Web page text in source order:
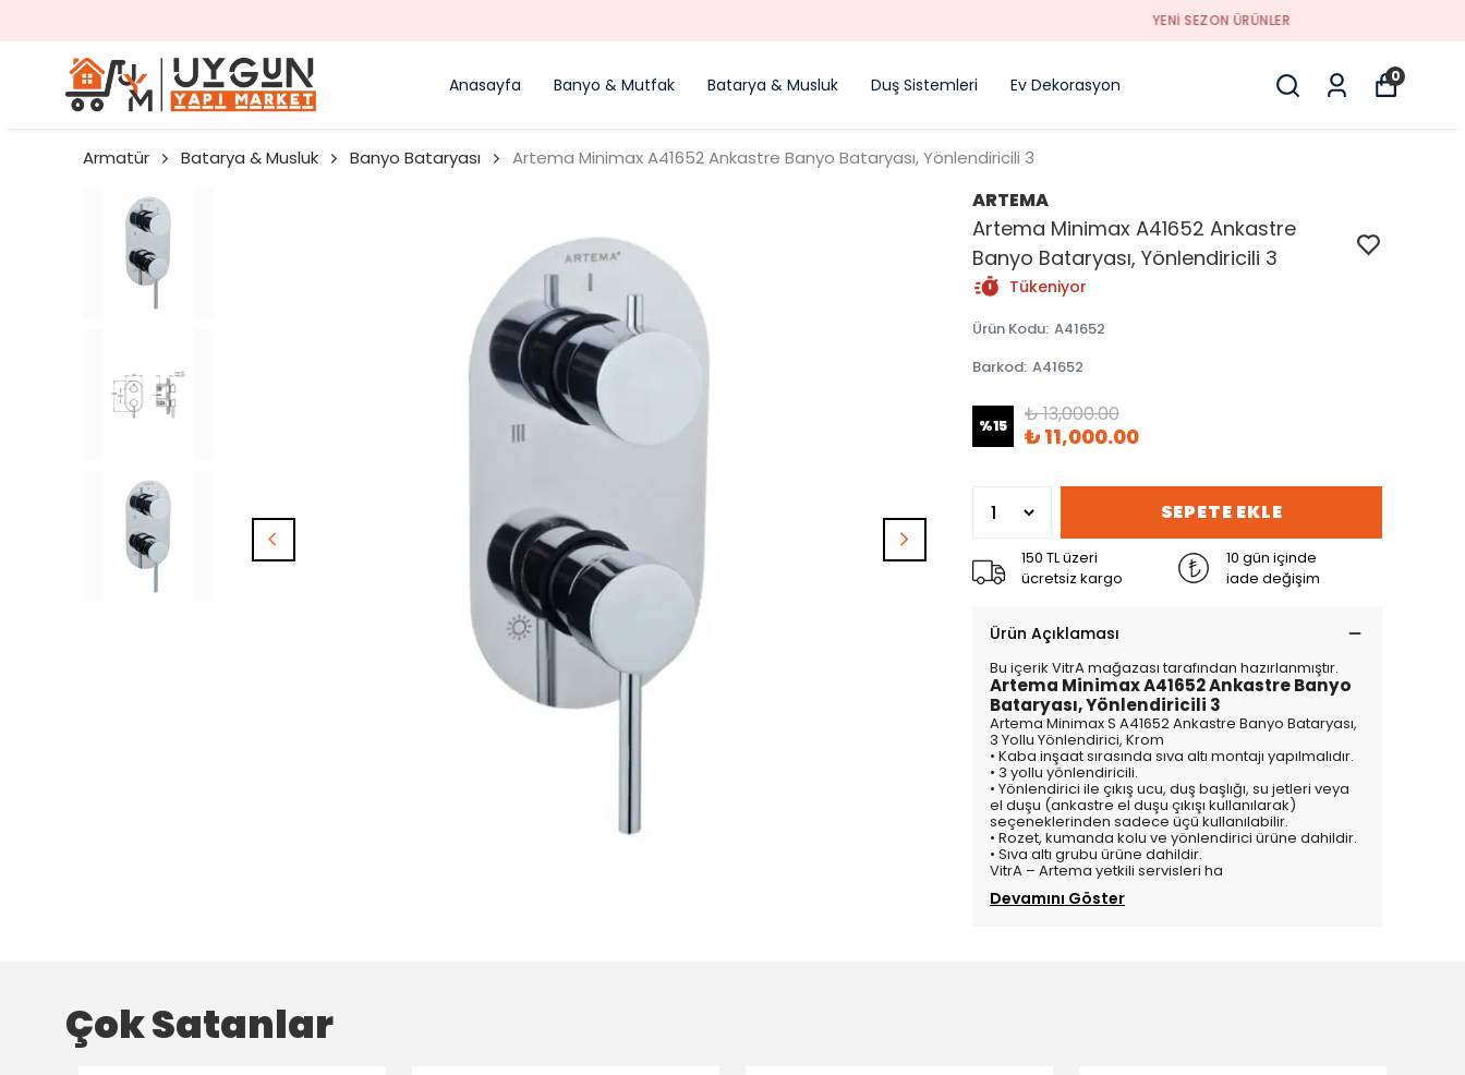
Anasayfa Banyo & Mutfak Batarya & Musluk Duş Sistemleri Ev Dekorasyon 0
Armatür Batarya & Musluk Banyo Bataryası Artema Minimax A41652 Ankastre Banyo Bataryası, Yönlendiricili 3
ARTEMA
Artema Minimax A41652 Ankastre
Banyo Bataryası, Yönlendiricili 3
Tükeniyor
Ürün Kodu: A41652
Barkod: A41652
%15 ₺ 13,000.00
₺ 11,000.00
SEPETE EKLE
150 TL üzeri
ücretsiz kargo
10 gün içinde
iade değişim
Ürün Açıklaması
Bu içerik VitrA mağazası tarafından hazırlanmıştır.
Artema Minimax A41652 Ankastre Banyo
Bataryası, Yönlendiricili 3
Artema Minimax S A41652 Ankastre Banyo Bataryası,
3 Yollu Yönlendirici, Krom
• Kaba inşaat sırasında sıva altı montajı yapılmalıdır.
• 3 yollu yönlendiricili.
• Yönlendirici ile çıkış ucu, duş başlığı, su jetleri veya
el duşu (ankastre el duşu çıkışı kullanılarak)
seçeneklerinden sadece üçü kullanılabilir.
• Rozet, kumanda kolu ve yönlendirici ürüne dahildir.
• Sıva altı grubu ürüne dahildir.
VitrA – Artema yetkili servisleri ha
Devamını Göster
Çok Satanlar